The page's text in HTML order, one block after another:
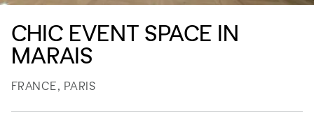
CHIC EVENT SPACE IN
MARAIS
FRANCE, PARIS